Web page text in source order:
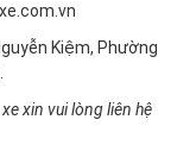
Kiệm, Phường
xin vui lòng liên hệ